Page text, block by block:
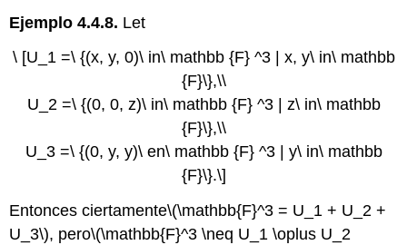
Ejemplo 4.4.8. Let
\ [U_1 =\ {(x, y, 0)\ in\ mathbb {F} ^3 | x, y\ in\ mathbb
{F}\},\\
U_2 =\ {(0, 0, z)\ in\ mathbb {F} ^3 | z\ in\ mathbb
{F}\},\\
U_3 =\ {(0, y, y)\ en\ mathbb {F} ^3 | y\ in\ mathbb
{F}\}.\]
Entonces ciertamente\(\mathbb{F}^3 = U_1 + U_2 +
U_3\), pero\(\mathbb{F}^3 \neq U_1 \oplus U_2